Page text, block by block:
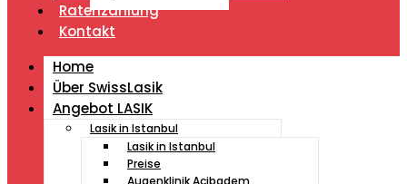
Ratenzahlung
Kontakt
Home
Über SwissLasik
Angebot LASIK
Lasik in Istanbul
Lasik in Istanbul
Preise